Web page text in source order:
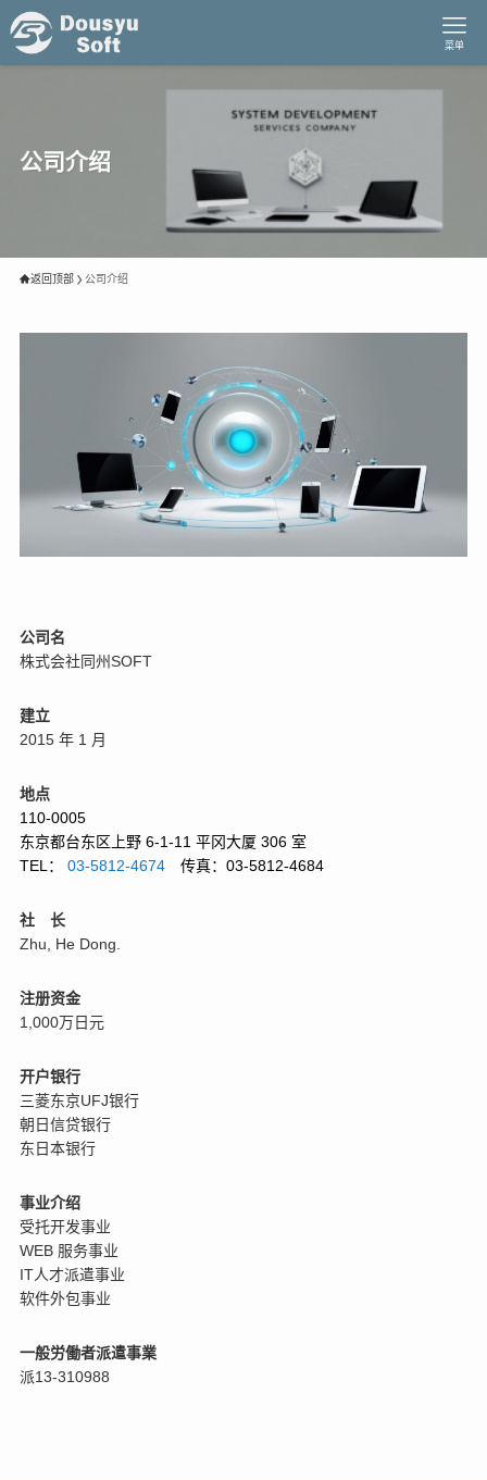
菜单
公司介绍
返回顶部 公司介绍
公司名
株式会社同州SOFT
建立
2015 年 1 月
地点
110-0005
东京都台东区上野 6-1-11 平冈大厦 306 室
TEL： 03-5812-4674传真：03-5812-4684
社 长
Zhu, He Dong.
注册资金
1,000万日元
开户银行
三菱东京UFJ银行
朝日信贷银行
东日本银行
事业介绍
受托开发事业
WEB 服务事业
IT人才派遣事业
软件外包事业
一般労働者派遣事業
派13-310988